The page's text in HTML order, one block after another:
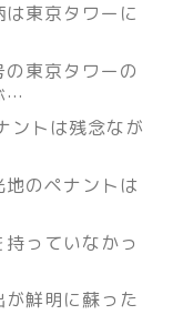
東京タワーに
東京タワーの
…
ントは残念なが
のペナントは
っていなかっ
鮮明に蘇った